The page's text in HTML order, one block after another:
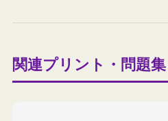
関連プリント・問題集